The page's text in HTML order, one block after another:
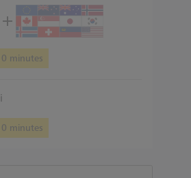
minutes
minutes